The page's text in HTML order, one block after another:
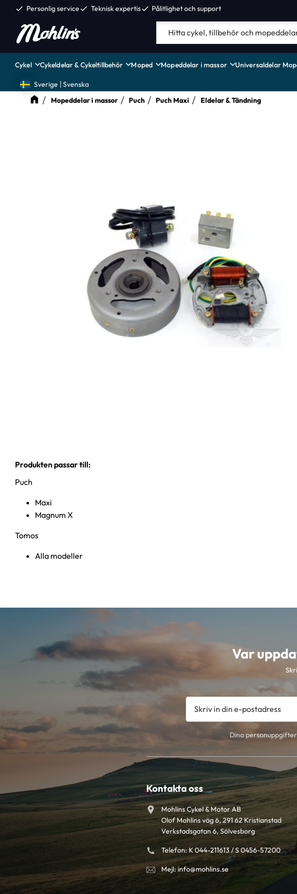
check Personlig servicecheck Teknisk expertischeck Pålitlighet och support
Cykel Cykeldelar & Cykeltillbehör Moped Mopeddelar i massor Universaldelar
Sverige
Svenska
Mopeddelar i massor
Puch Puch Maxi Eldelar & Tändning
Produkten passar till:
Puch
Maxi
Magnum X
Tomos
Alla modeller
Var
Dina
Kontakta oss
Mohlins Cykel & Motor AB
Olof Mohlins väg 6, 291 62 Kristianstad
Verkstadsgatan 6, Sölvesborg
Telefon: K 044-211613 / S 0456-57200
Mejl: info@mohlins.se